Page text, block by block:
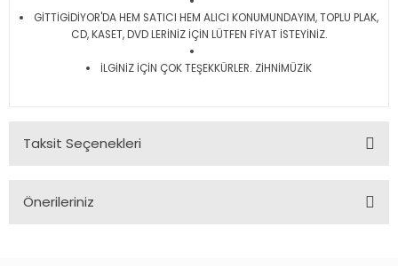
GİTTİGİDİYOR'DA HEM SATICI HEM ALICI KONUMUNDAYIM, TOPLU PLAK,
CD, KASET, DVD LERİNİZ İÇİN LÜTFEN FİYAT İSTEYİNİZ.
İLGİNİZ İÇİN ÇOK TEŞEKKÜRLER. ZİHNİMÜZİK
Taksit Seçenekleri
Önerileriniz